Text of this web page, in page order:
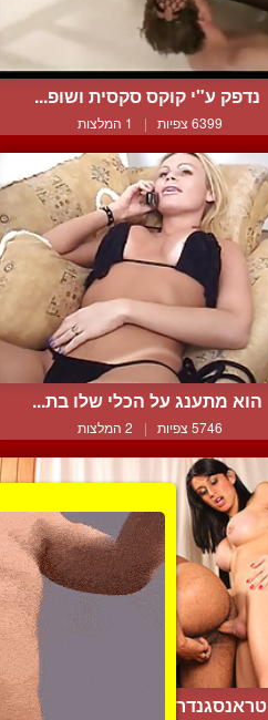
נדפק ע"י קוקס סקסית ושופ...
6399 צפיות | 1 המלצות
הוא מתענג על הכלי שלו בת...
5746 צפיות | 2 המלצות
טראנסגנדרית עם כלי מאסיב...